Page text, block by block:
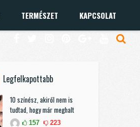
TERMÉSZET KAPCSOLAT
Legfelkapottabb
10 színész, akiről nem is
tudtad, hogy már meghalt
157 223